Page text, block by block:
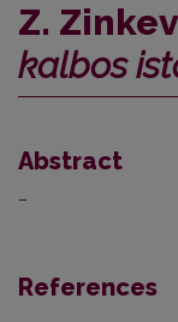
Z.
kalbos
Abstract
–
References